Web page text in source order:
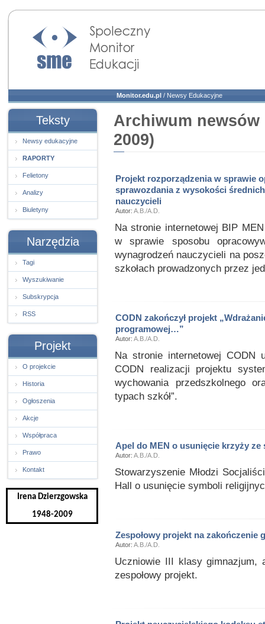
Społeczny Monitor
Edukacji
Monitor.edu.pl / Newsy Edukacyjne
Teksty
Newsy edukacyjne
RAPORTY
Felietony
Analizy
Biuletyny
Narzędzia
Tagi
Wyszukiwanie
Subskrypcja
RSS
Projekt
O projekcie
Historia
Ogłoszenia
Akcje
Współpraca
Prawo
Kontakt
Irena Dzierzgowska
1948-2009
Archiwum
2009)
Projekt rozporządzenia w sprawie
sprawozdania z wysokości
nauczycieli
Autor: A.B./A.D.
Na stronie internetowej BIP
w sprawie sposobu
wynagrodzeń nauczycieli na
szkołach prowadzonych przez
CODN zakończył projekt
programowej…”
Autor: A.B./A.D.
Na stronie internetowej CODN
CODN realizacji projektu
wychowania przedszkolnego
typach szkół”.
Apel do MEN o usunięcie krzyży ze
Autor: A.B./A.D.
Stowarzyszenie Młodzi
Hall o usunięcie symboli
Zespołowy projekt na zakończenie
Autor: A.B./A.D.
Uczniowie III klasy gimnazjum,
zespołowy projekt.